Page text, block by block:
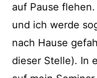
auf Pause
und ich werde
nach Hause
dieser Stelle). In